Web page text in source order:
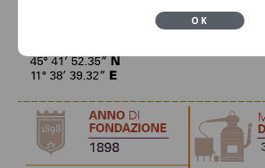
OK